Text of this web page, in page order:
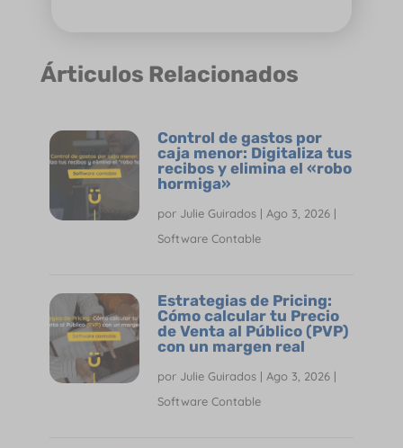
Árticulos Relacionados
Control de gastos por
caja menor: Digitaliza tus
recibos y elimina el «robo
hormiga»
por Julie Guirados| Ago 3, 2026|
Software Contable
Estrategias de Pricing:
Cómo calcular tu Precio
de Venta al Público (PVP)
con un margen real
por Julie Guirados| Ago 3, 2026|
Software Contable